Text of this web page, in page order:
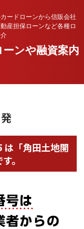
ードローンから信販会社
産担保ローンなど各種ロ
ンや融資案内
「角田土地開
。